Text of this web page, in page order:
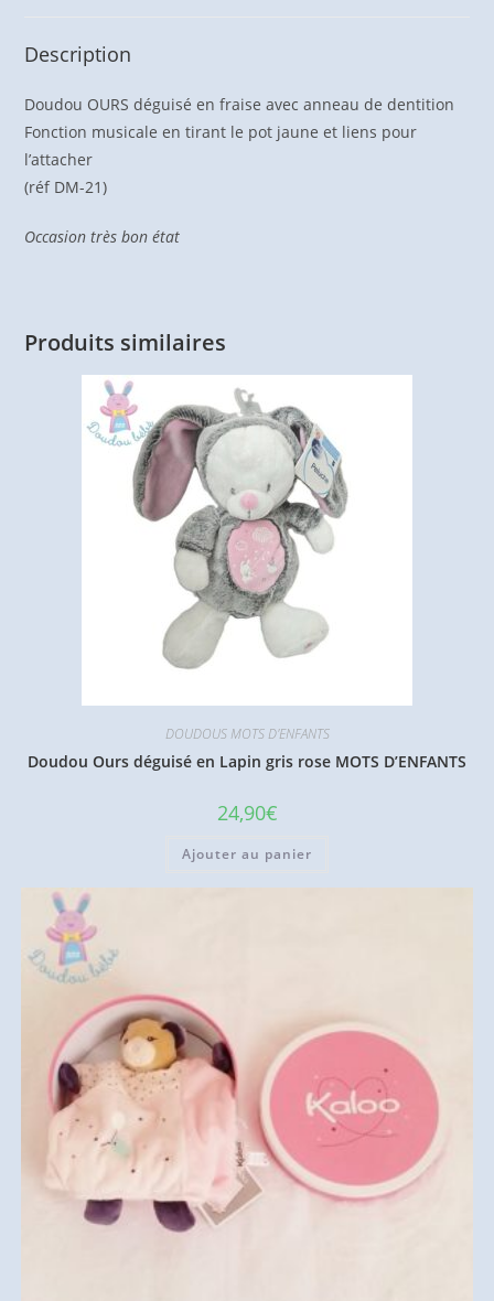
Description
Doudou OURS déguisé en fraise avec anneau de dentition
Fonction musicale en tirant le pot jaune et liens pour
l’attacher
(réf DM-21)
Occasion très bon état
Produits similaires
DOUDOUS MOTS D'ENFANTS
Doudou Ours déguisé en Lapin gris rose MOTS D’ENFANTS
24,90€
Ajouter au panier